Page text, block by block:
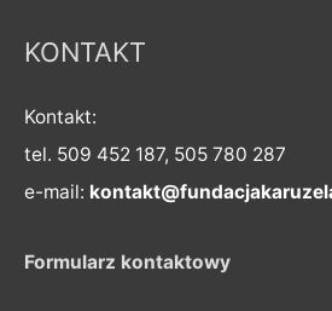
KONTAKT
Kontakt:
tel. 509 452 187, 505 780 287
e-mail:
Formularz kontaktowy